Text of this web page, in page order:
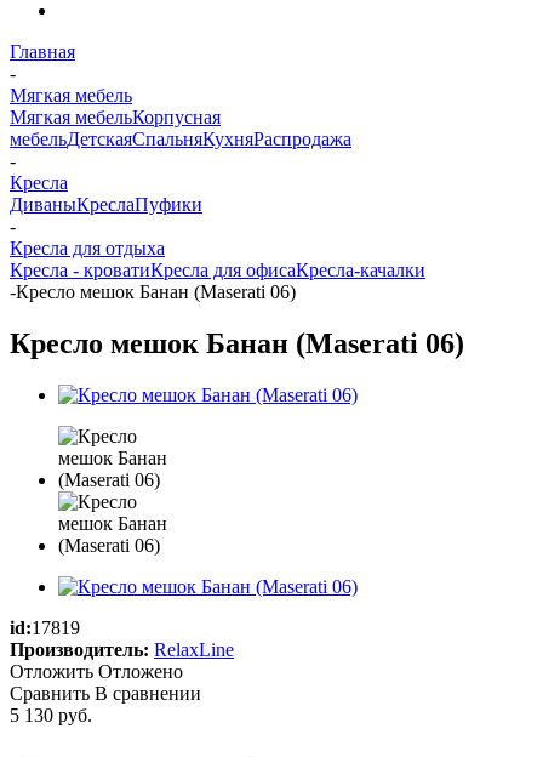
Главная
-
Мягкая мебель
Мягкая мебельКорпусная
мебельДетскаяСпальняКухняРаспродажа
-
Кресла
ДиваныКреслаПуфики
-
Кресла для отдыха
Кресла - кроватиКресла для офисаКресла-качалки
-Кресло мешок Банан (Maserati 06)
Кресло мешок Банан (Maserati 06)
id:17819
Производитель: RelaxLine
Отложить Отложено
Сравнить В сравнении
5 130 руб.